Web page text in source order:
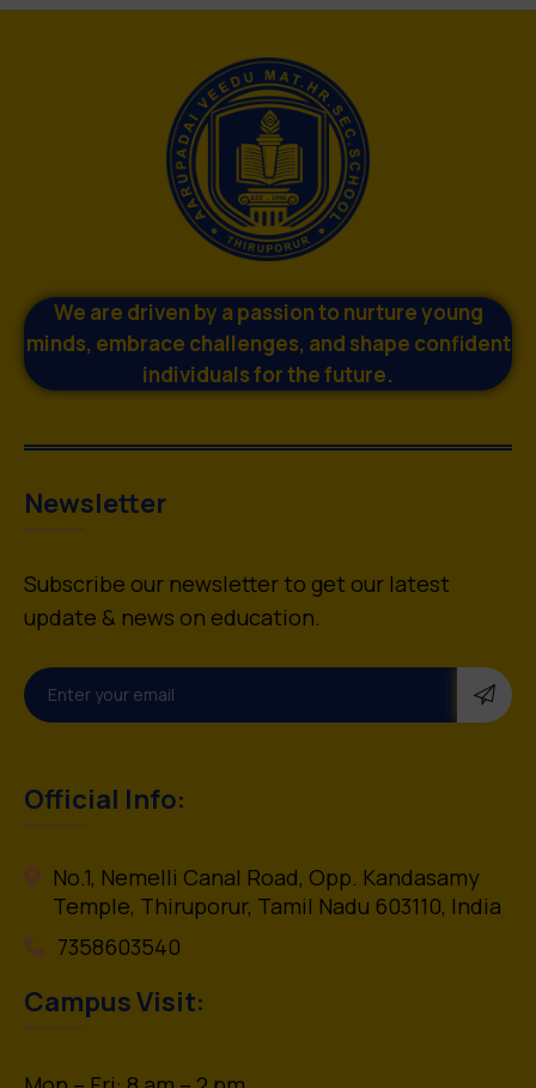
We are driven by a passion to nurture young
minds, embrace challenges, and shape confident
individuals for the future.
Newsletter
Subscribe our newsletter to get our latest
update & news on education.
Official Info:
No.1, Nemelli Canal Road, Opp. Kandasamy
Temple, Thiruporur, Tamil Nadu 603110, India
7358603540
Campus Visit: